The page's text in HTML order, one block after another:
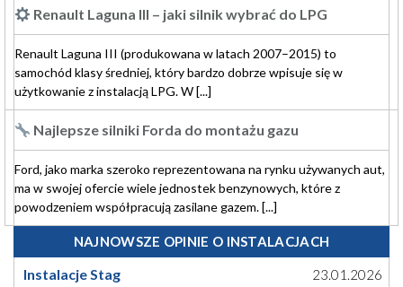
Renault Laguna III – jaki silnik wybrać do LPG
Renault Laguna III (produkowana w latach 2007–2015) to
samochód klasy średniej, który bardzo dobrze wpisuje się w
użytkowanie z instalacją LPG. W [...]
Najlepsze silniki Forda do montażu gazu
Ford, jako marka szeroko reprezentowana na rynku używanych aut,
ma w swojej ofercie wiele jednostek benzynowych, które z
powodzeniem współpracują zasilane gazem. [...]
NAJNOWSZE OPINIE O INSTALACJACH
Instalacje Stag
23.01.2026